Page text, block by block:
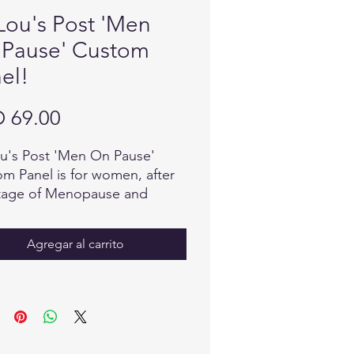
Post 'Men
Custom
69.00Precio
Post 'Men On Pause'
Panel is for women, after
of Menopause and
phase of life. Dr Lou has
many years of research and
best manage them as we
through the various stages
Agregar al carrito